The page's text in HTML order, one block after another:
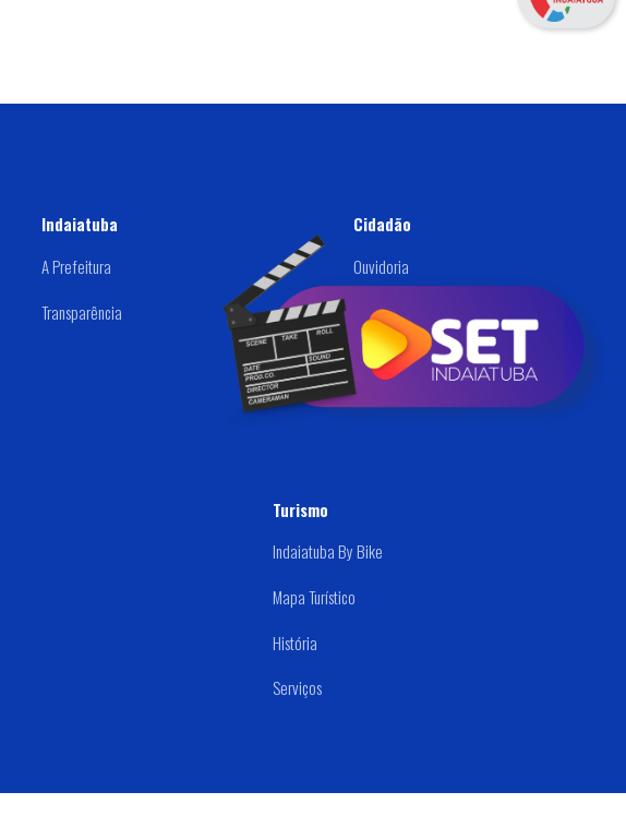
Indaiatuba
A Prefeitura
Transparência
Cidadão
Ouvidoria
Defesa Civil
Disque: (019) 3834-9000
Samu 192
Turismo
Indaiatuba By Bike
Mapa Turístico
História
Serviços